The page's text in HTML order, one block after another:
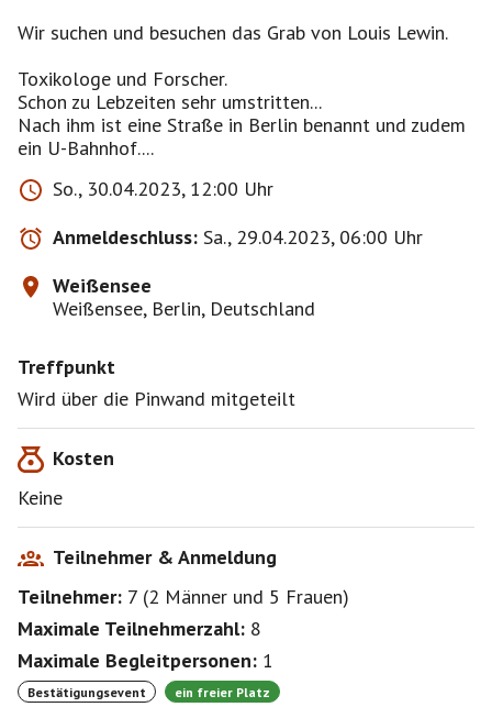
Wir suchen und besuchen das Grab von Louis Lewin.
Toxikologe und Forscher.
Schon zu Lebzeiten sehr umstritten...
Nach ihm ist eine Straße in Berlin benannt und zudem
ein U-Bahnhof....
So., 30.04.2023, 12:00 Uhr
Anmeldeschluss: Sa., 29.04.2023, 06:00 Uhr
Weißensee
Weißensee, Berlin, Deutschland
Treffpunkt
Wird über die Pinwand mitgeteilt
Kosten
Keine
Teilnehmer & Anmeldung
Teilnehmer: 7 (2 Männer und 5 Frauen)
Maximale Teilnehmerzahl: 8
Maximale Begleitpersonen: 1
Bestätigungsevent ein freier Platz